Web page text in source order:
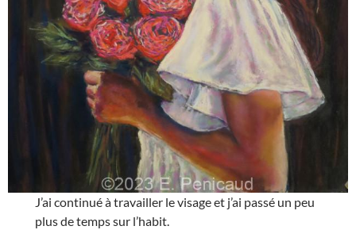
J’ai continué à travailler le visage et j’ai passé un peu
plus de temps sur l’habit.